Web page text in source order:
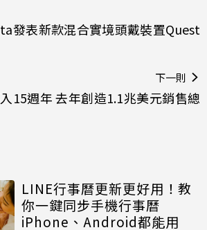
發表新款混合實境頭戴裝置Quest
下一則
15週年 去年創造1.1兆美元銷售總
LINE行事曆更新更好用！教
你一鍵同步手機行事曆
iPhone、Android都能用